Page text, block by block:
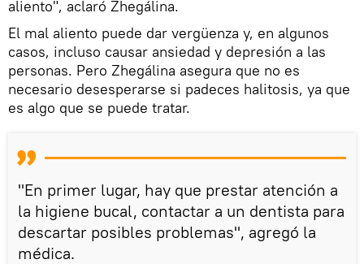
aliento", aclaró Zhegálina.
El mal aliento puede dar vergüenza y, en algunos
casos, incluso causar ansiedad y depresión a las
personas. Pero Zhegálina asegura que no es
necesario desesperarse si padeces halitosis, ya que
es algo que se puede tratar.
"En primer lugar, hay que prestar atención a
la higiene bucal, contactar a un dentista para
descartar posibles problemas", agregó la
médica.